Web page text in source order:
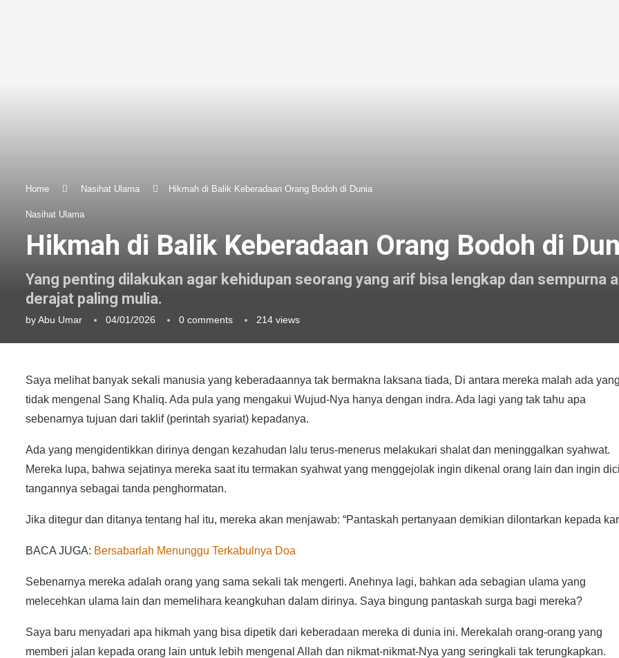
Home Nasihat Ulama Hikmah di Balik Keberadaan Orang Bodoh di Dunia
Nasihat Ulama
Hikmah di Balik Keberadaan Orang Bodoh di
Yang penting dilakukan agar kehidupan seorang yang arif bisa lengkap dan sempurna
derajat paling mulia.
byAbu Umar 04/01/2026 0 comments 214 views
Saya melihat banyak sekali manusia yang keberadaannya tak bermakna laksana tiada, Di antara mereka malah ada
tidak mengenal Sang Khaliq. Ada pula yang mengakui Wujud-Nya hanya dengan indra. Ada lagi yang tak tahu apa
sebenarnya tujuan dari taklif (perintah syariat) kepadanya.
Ada yang mengidentikkan dirinya dengan kezahudan lalu terus-menerus melakukari shalat dan meninggalkan syahwat.
Mereka lupa, bahwa sejatinya mereka saat itu termakan syahwat yang menggejolak ingin dikenal orang lain dan ingin
tangannya sebagai tanda penghormatan.
Jika ditegur dan ditanya tentang hal itu, mereka akan menjawab: “Pantaskah pertanyaan demikian dilontarkan kepada
BACA JUGA: Bersabarlah Menunggu Terkabulnya Doa
Sebenarnya mereka adalah orang yang sama sekali tak mengerti. Anehnya lagi, bahkan ada sebagian ulama yang
melecehkan ulama lain dan memelihara keangkuhan dalam dirinya. Saya bingung pantaskah surga bagi mereka?
Saya baru menyadari apa hikmah yang bisa dipetik dari keberadaan mereka di dunia ini. Merekalah orang-orang yang
memberi jalan kepada orang lain untuk lebih mengenal Allah dan nikmat-nikmat-Nya yang seringkali tak terungkapkan.